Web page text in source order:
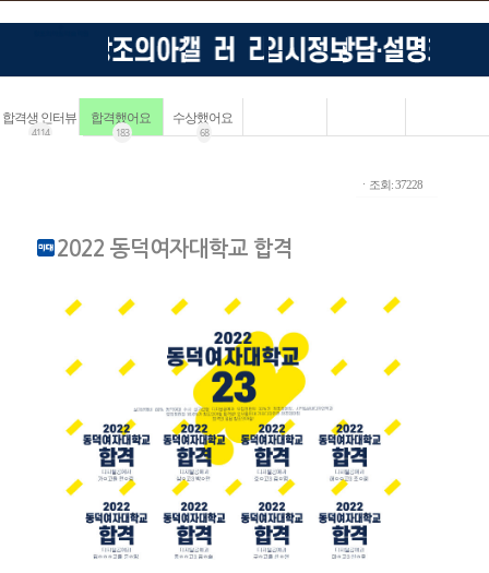
합격생 인터뷰
4114
합격했어요
183
수상했어요
68
ㆍ조회: 37228
2022 동덕여자대학교 합격